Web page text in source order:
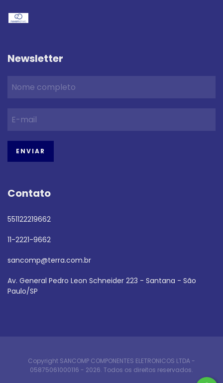
Newsletter
Contato
551122219662
11-2221-9662
sancomp@terra.com.br
Av. General Pedro Leon Schneider 223 - Santana - São
Paulo/SP
Copyright SANCOMP COMPONENTES ELETRONICOS LTDA -
05875061000116 - 2026. Todos os direitos reservados.